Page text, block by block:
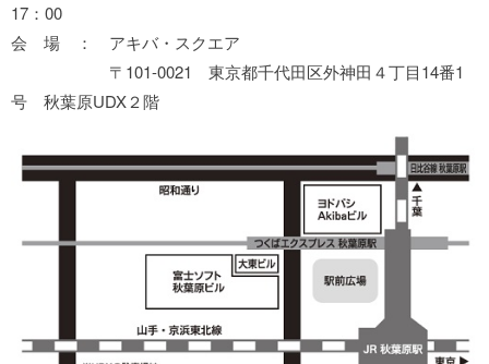
17：00
会 場 ： アキバ・スクエア
〒101-0021 東京都千代田区外神田４丁目14番1
号 秋葉原UDX２階